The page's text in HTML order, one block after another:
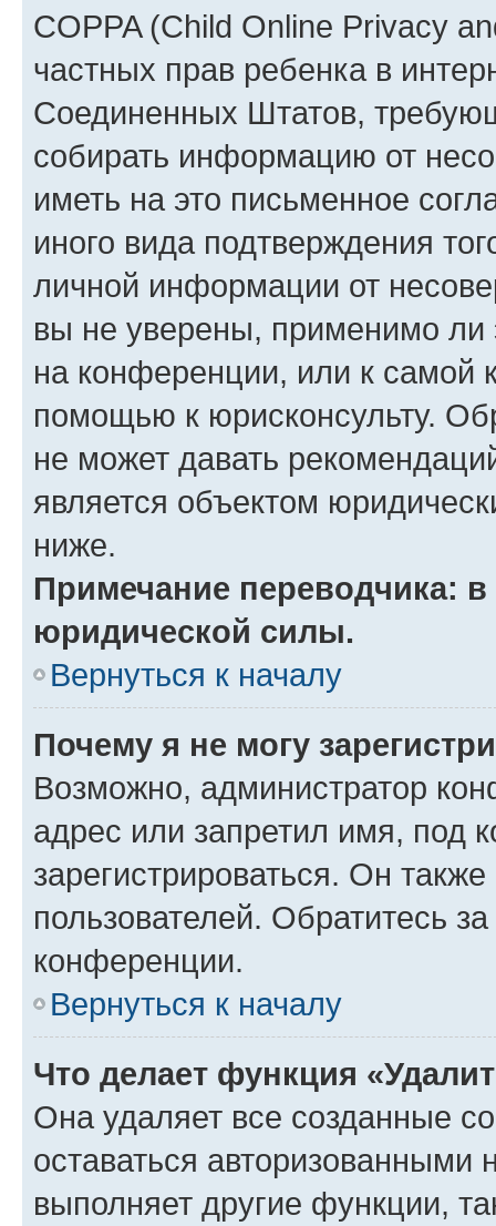
COPPA (Child Online Privacy
частных прав ребенка в
Соединенных Штатов,
собирать информацию от
иметь на это письменное
иного вида подтверждения
личной информации от
вы не уверены, применимо ли
на конференции, или к самой
помощью к юрисконсульту.
не может давать
является объектом
ниже.
Примечание переводчика:
юридической силы.
Вернуться к началу
Почему я не могу
Возможно, администратор
адрес или запретил имя, под
зарегистрироваться. Он
пользователей. Обратитесь
конференции.
Вернуться к началу
Что делает функция
Она удаляет все созданные
оставаться авторизованными
выполняет другие функции,